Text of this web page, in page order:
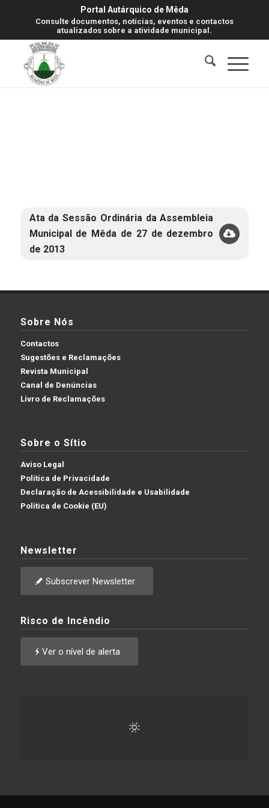
Portal Autárquico de Mêda
Consulte documentos, notícias, eventos e contactos
atualizados sobre a atividade municipal.
Ata da Sessão Ordinária da Assembleia
Municipal de Mêda de 27 de dezembro
de 2013
Sobre Nós
Contactos
Sugestões e Reclamações
Revista Municipal
Canal de Denúncias
Livro de Reclamações
Sobre o Sítio
Aviso Legal
Política de Privacidade
Declaração de Acessibilidade e Usabilidade
Política de Cookie (EU)
Newsletter
Subscrever Newsletter
Risco de Incêndio
Ver o nível de alerta